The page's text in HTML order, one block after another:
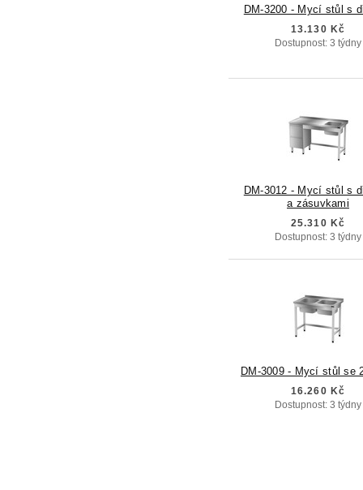
DM-3200 - Mycí stůl s
13.130 Kč
Dostupnost: 3 týdny
DM-3012 - Mycí stůl s
a zásuvkami
25.310 Kč
Dostupnost: 3 týdny
DM-3009 - Mycí stůl se
16.260 Kč
Dostupnost: 3 týdny